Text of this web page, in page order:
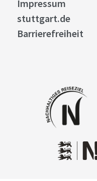
Impressum
stuttgart.de
Barrierefreiheit